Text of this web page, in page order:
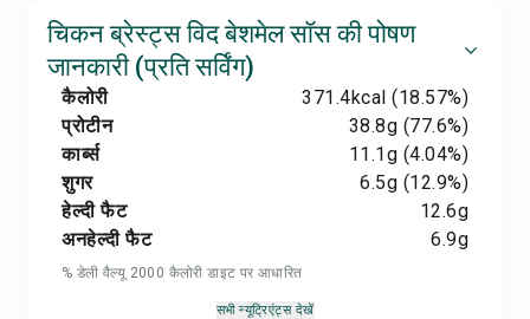
चिकन ब्रेस्ट्स विद बेशमेल सॉस की पोषण
जानकारी (प्रति सर्विंग)
कैलोरी 371.4kcal (18.57%)
प्रोटीन
38.8g (77.6%)
कार्ब्स
11.1g (4.04%)
शुगर
6.5g (12.9%)
हेल्दी फैट
12.6g
अनहेल्दी फैट
6.9g
% डेली वैल्यू 2000 कैलोरी डाइट पर आधारित
सभी न्यूट्रिएंट्स देखें